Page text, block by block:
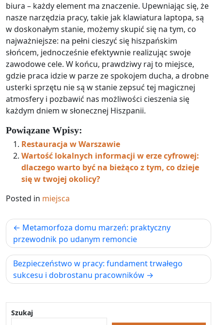
biura – każdy element ma znaczenie. Upewniając się, że
nasze narzędzia pracy, takie jak klawiatura laptopa, są
w doskonałym stanie, możemy skupić się na tym, co
najważniejsze: na pełni cieszyć się hiszpańskim
słońcem, jednocześnie efektywnie realizując swoje
zawodowe cele. W końcu, prawdziwy raj to miejsce,
gdzie praca idzie w parze ze spokojem ducha, a drobne
usterki sprzętu nie są w stanie zepsuć tej magicznej
atmosfery i pozbawić nas możliwości cieszenia się
każdym dniem w słonecznej Hiszpanii.
Powiązane Wpisy:
Restauracja w Warszawie
Wartość lokalnych informacji w erze cyfrowej:
dlaczego warto być na bieżąco z tym, co dzieje
się w twojej okolicy?
Posted in miejsca
Nawigacja
wpisu
Metamorfoza domu marzeń: praktyczny
przewodnik po udanym remoncie
Bezpieczeństwo w pracy: fundament trwałego
sukcesu i dobrostanu pracowników
Szukaj